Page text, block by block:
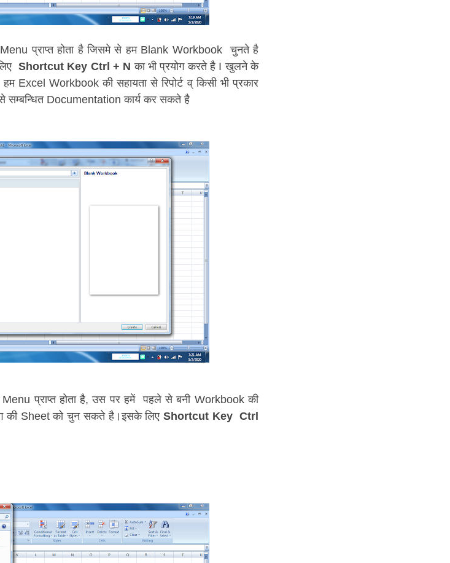
प्राप्त होता है जिसमे से हम Blank Workbook चुनते है
Shortcut Key Ctrl + N का भी प्रयोग करते है I खुलने के
Excel Workbook की सहायता से रिपोर्ट व् किसी भी प्रकार
सम्बन्धित Documentation कार्य कर सकते है
प्राप्त होता है, उस पर हमें पहले से बनी Workbook की
की Sheet को चुन सकते है।इसके लिए Shortcut Key Ctrl